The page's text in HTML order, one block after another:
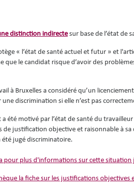
distinction indirectesur base de l’état de
« l’état de santé actuel et futur » et
que le candidat risque d’avoir des
à Bruxelles a considéré qu’un
discrimination si elle n’est pas
a été motivé par l’état de santé du
de justification objective et raisonnable à
été jugé discriminatoire.
pour plus d'informations sur cette
la fiche sur les justifications objectives